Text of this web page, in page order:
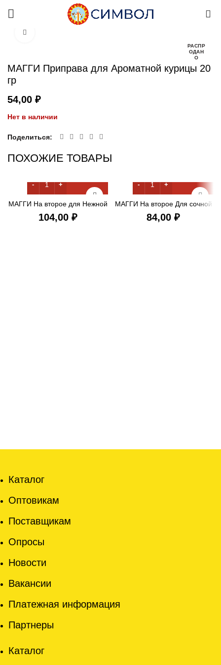
РАСПР
ОДАН
О
МАГГИ Приправа для Ароматной курицы 20
гр
₽
Нет в наличии
Поделиться
ПОХОЖИЕ ТОВАРЫ
МАГГИ На второе для Нежной
курочки По-итальянски 30,6 гр
₽
МАГГИ На второе Для сочной
курицы с Чесноком 38 гр
₽
Каталог
Оптовикам
Поставщикам
Опросы
Новости
Вакансии
Платежная информация
Партнеры
Каталог